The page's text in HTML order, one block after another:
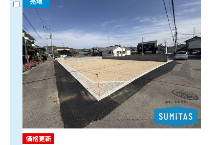
価格更新